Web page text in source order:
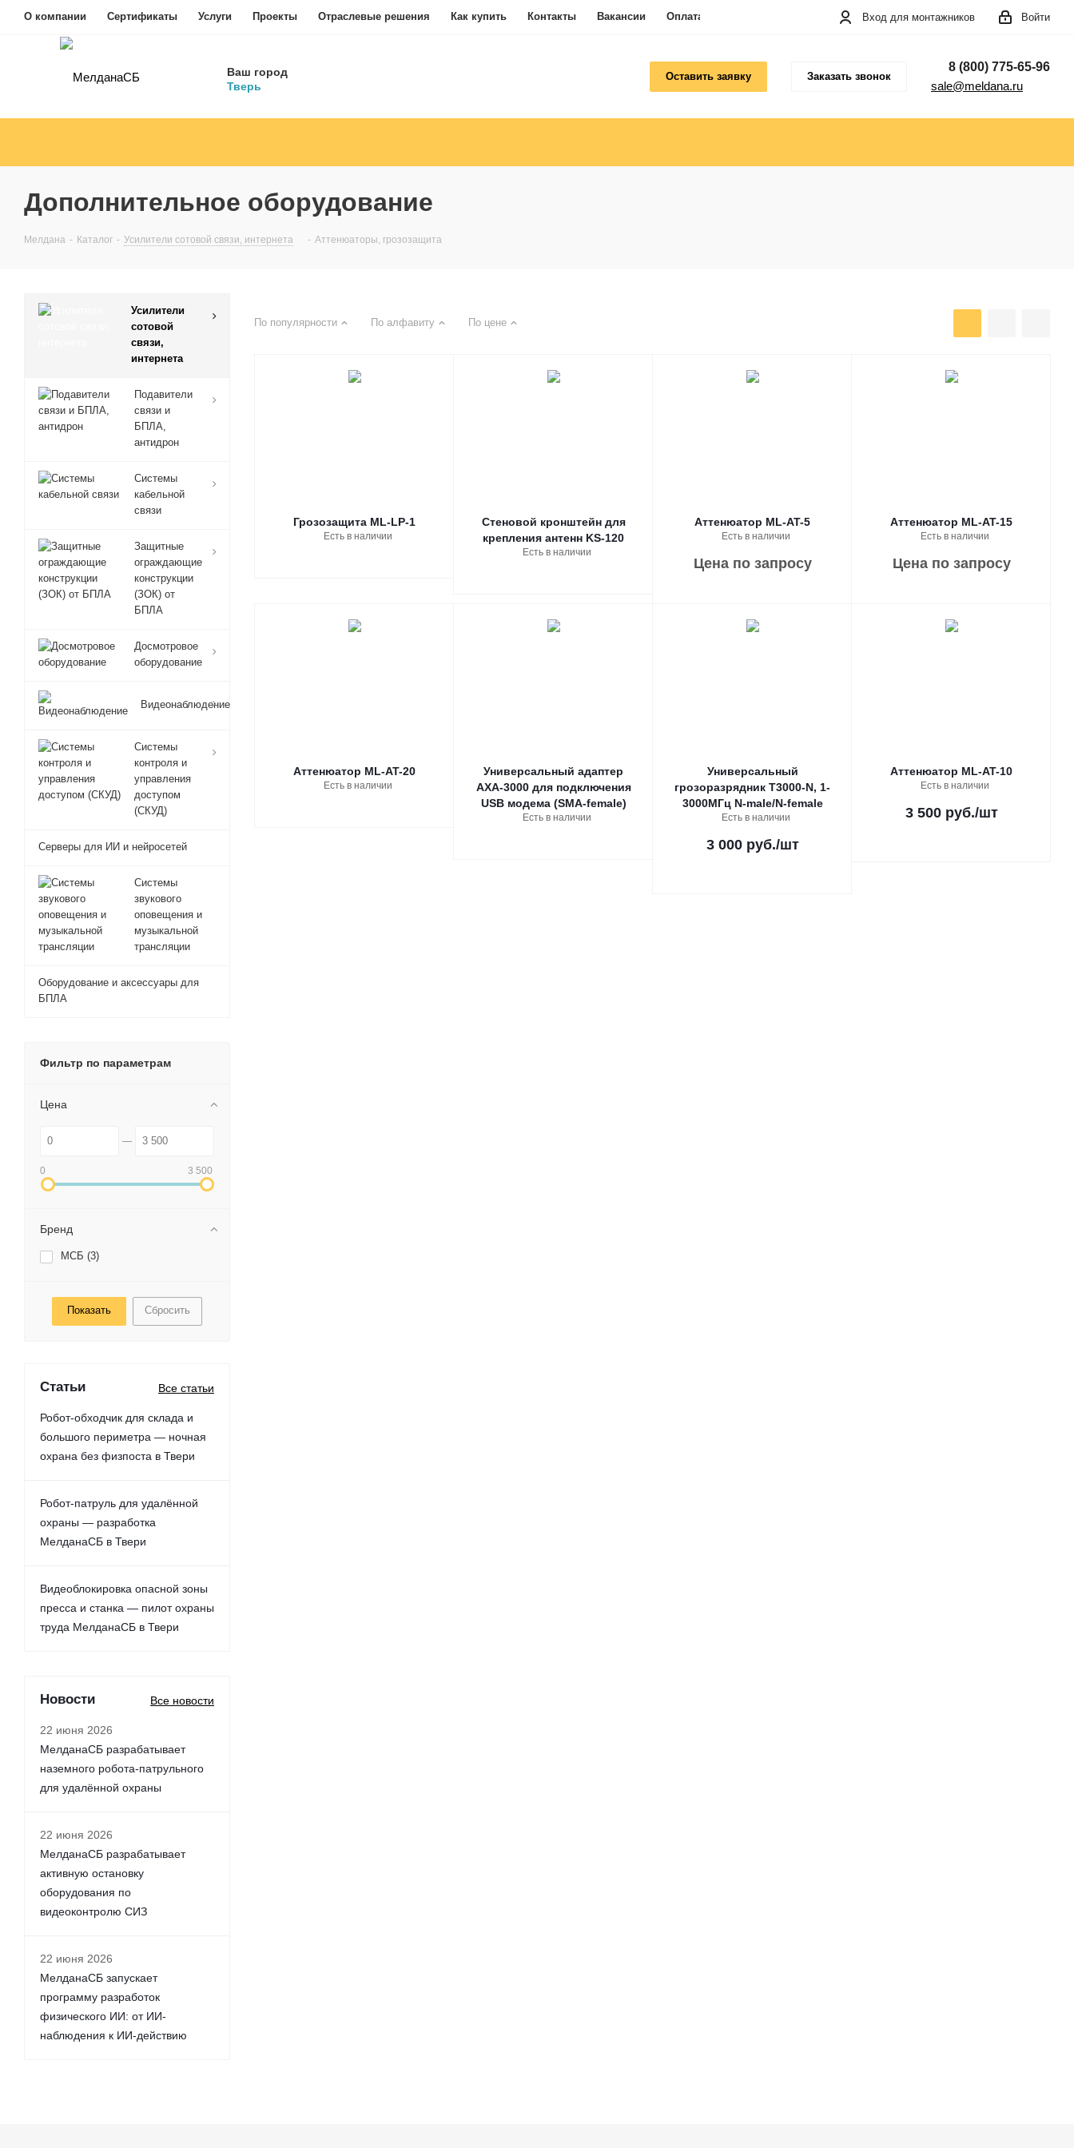
О компании Сертификаты Услуги Проекты Отраслевые решения Как купить Контакты Вакансии Оплата Войти
Вход для монтажников
Ваш город
Тверь
Оставить заявку Заказать звонок
8 (800) 775-65-96
sale@meldana.ru
Дополнительное оборудование
Мелдана - Каталог - Усилители сотовой связи, интернета - Аттенюаторы, грозозащита
По популярности По алфавиту По цене
Грозозащита ML-LP-1
Есть в наличии
Стеновой кронштейн для
крепления антенн KS-120
Есть в наличии
Аттенюатор ML-AT-5
Есть в наличии
Цена по запросу
Аттенюатор ML-AT-15
Есть в наличии
Цена по запросу
Аттенюатор ML-AT-20
Есть в наличии
Универсальный адаптер
AXA-3000 для подключения
USB модема (SMA-female)
Есть в наличии
Универсальный
грозоразрядник T3000-N, 1-
3000МГц N-male/N-female
Есть в наличии
3 000 руб./шт
Аттенюатор ML-AT-10
Есть в наличии
3 500 руб./шт
Усилители
сотовой
связи,
интернета
Подавители
связи и
БПЛА,
антидрон
Системы
кабельной
связи
Защитные
ограждающие
конструкции
(ЗОК) от
БПЛА
Досмотровое
оборудование
Видеонаблюдение
Системы
контроля и
управления
доступом
(СКУД)
Серверы для ИИ и нейросетей
Системы
звукового
оповещения и
музыкальной
трансляции
Оборудование и аксессуары для
БПЛА
Фильтр по параметрам
Цена
0 3 500
Бренд
МСБ (3)
Сбросить
Статьи Все статьи
Робот-обходчик для склада и
большого периметра — ночная
охрана без физпоста в Твери
Робот-патруль для удалённой
охраны — разработка
МелданаСБ в Твери
Видеоблокировка опасной зоны
пресса и станка — пилот охраны
труда МелданаСБ в Твери
Новости Все новости
22 июня 2026
МелданаСБ разрабатывает
наземного робота-патрульного
для удалённой охраны
22 июня 2026
МелданаСБ разрабатывает
активную остановку
оборудования по
видеоконтролю СИЗ
22 июня 2026
МелданаСБ запускает
программу разработок
физического ИИ: от ИИ-
наблюдения к ИИ-действию